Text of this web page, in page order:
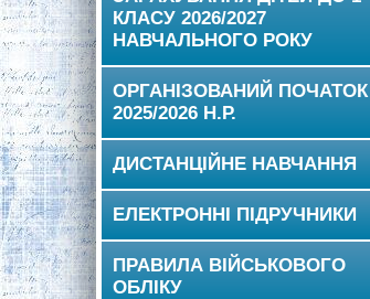
КЛАСУ 2026/2027
НАВЧАЛЬНОГО РОКУ
ОРГАНІЗОВАНИЙ ПОЧАТОК
2025/2026 Н.Р.
ДИСТАНЦІЙНЕ НАВЧАННЯ
ЕЛЕКТРОННІ ПІДРУЧНИКИ
ПРАВИЛА ВІЙСЬКОВОГО
ОБЛІКУ